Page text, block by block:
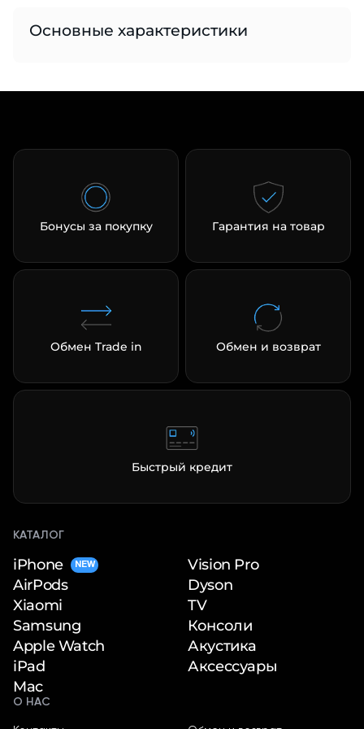
Основные характеристики
Бонусы за покупку Гарантия на товар
Обмен Trade in Обмен и возврат
Быстрый кредит
КАТАЛОГ
iPhone NEW
AirPods
Xiaomi
Samsung
Apple Watch
iPad
Mac
Vision Pro
Dyson
TV
Консоли
Акустика
Аксессуары
О НАС